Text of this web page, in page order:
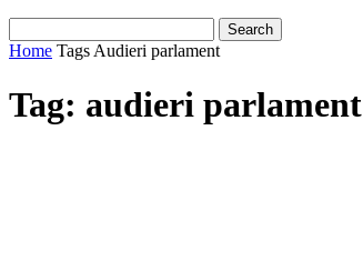
Home Tags Audieri parlament
Tag: audieri parlament